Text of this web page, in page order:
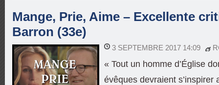
Mange, Prie, Aime – Excellente
Barron (33e)
3 SEPTEMBRE 2017 14:09
« Tout un homme d’Église
évêques devraient s’inspirer